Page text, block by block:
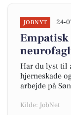
JOBNYT 24-
Empatisk
Har du lyst til
hjerneskade
arbejde på
Kilde: JobNet